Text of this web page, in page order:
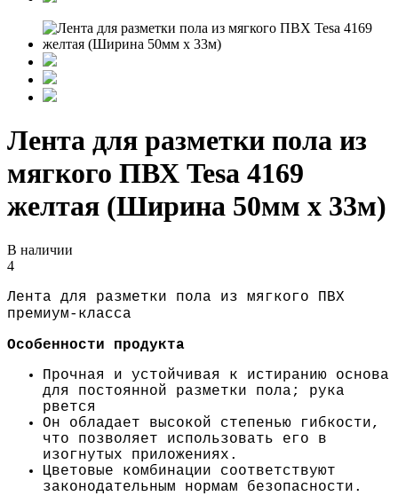
Лента для разметки пола из
мягкого ПВХ Tesa 4169
желтая (Ширина 50мм х 33м)
В наличии
4
Лента для разметки пола из мягкого ПВХ
премиум-класса
Особенности продукта
Прочная и устойчивая к истиранию основа
для постоянной разметки пола; рука
рвется
Он обладает высокой степенью гибкости,
что позволяет использовать его в
изогнутых приложениях.
Цветовые комбинации соответствуют
законодательным нормам безопасности.